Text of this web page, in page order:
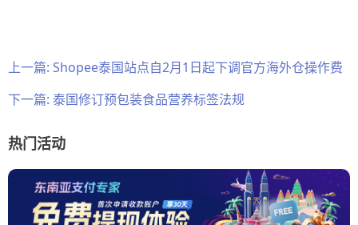
上一篇: Shopee泰国站点自2月1日起下调官方海外仓操作费
下一篇: 泰国修订预包装食品营养标签法规
热门活动